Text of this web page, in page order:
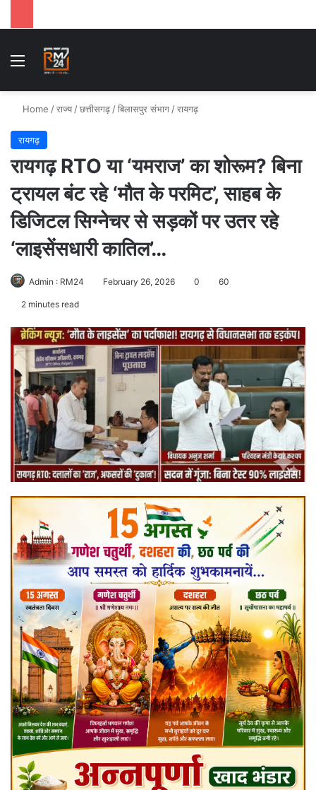
Menu
Home /राज्य /छत्तीसगढ़ /बिलासपुर संभाग /रायगढ़
रायगढ़
रायगढ़ RTO या ‘यमराज’ का शोरूम? बिना
ट्रायल बंट रहे ‘मौत के परमिट’, साहब के
डिजिटल सिग्नेचर से सड़कों पर उतर रहे
‘लाइसेंसधारी कातिल’…
Admin : RM24 February 26, 2026 0 60
2 minutes read